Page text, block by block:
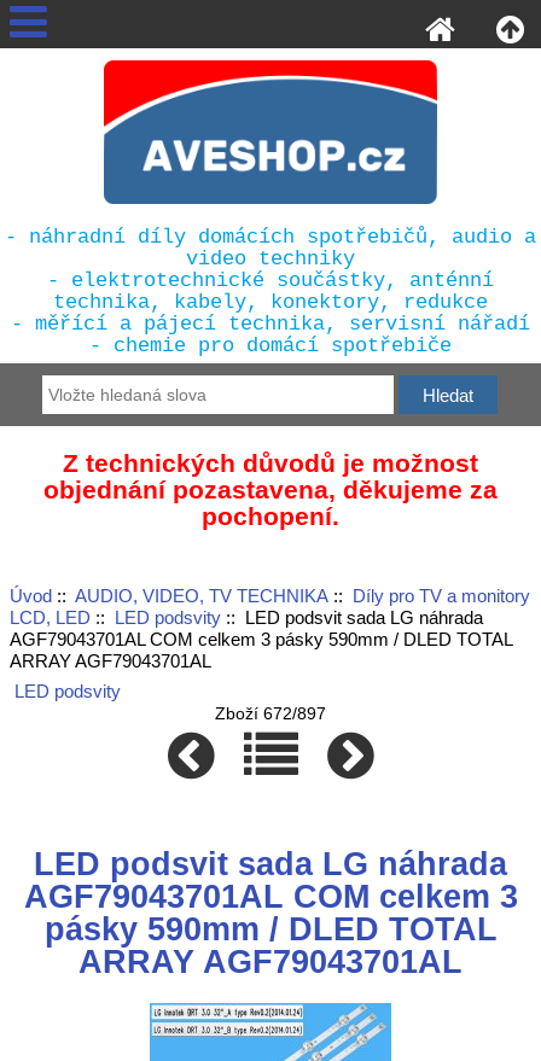
- náhradní díly domácích spotřebičů, audio a
video techniky
- elektrotechnické součástky, anténní
technika, kabely, konektory, redukce
- měřící a pájecí technika, servisní nářadí
- chemie pro domácí spotřebiče
Z technických důvodů je možnost
objednání pozastavena, děkujeme za
pochopení.
Úvod:: AUDIO, VIDEO, TV TECHNIKA:: Díly pro TV a monitory
LCD, LED :: LED podsvity:: LED podsvit sada LG náhrada
AGF79043701AL COM celkem 3 pásky 590mm / DLED TOTAL
ARRAY AGF79043701AL
LED podsvity
Zboží 672/897
LED podsvit sada LG náhrada
AGF79043701AL COM celkem 3
pásky 590mm / DLED TOTAL
ARRAY AGF79043701AL